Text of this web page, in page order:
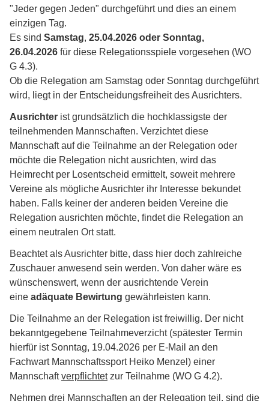
"Jeder gegen Jeden" durchgeführt und dies an einem
einzigen Tag.
Es sind Samstag, 25.04.2026 oder Sonntag,
26.04.2026 für diese Relegationsspiele vorgesehen (WO
G 4.3).
Ob die Relegation am Samstag oder Sonntag durchgeführt
wird, liegt in der Entscheidungsfreiheit des Ausrichters.
Ausrichter ist grundsätzlich die hochklassigste der
teilnehmenden Mannschaften. Verzichtet diese
Mannschaft auf die Teilnahme an der Relegation oder
möchte die Relegation nicht ausrichten, wird das
Heimrecht per Losentscheid ermittelt, soweit mehrere
Vereine als mögliche Ausrichter ihr Interesse bekundet
haben. Falls keiner der anderen beiden Vereine die
Relegation ausrichten möchte, findet die Relegation an
einem neutralen Ort statt.
Beachtet als Ausrichter bitte, dass hier doch zahlreiche
Zuschauer anwesend sein werden. Von daher wäre es
wünschenswert, wenn der ausrichtende Verein
eine adäquate Bewirtung gewährleisten kann.
Die Teilnahme an der Relegation ist freiwillig. Der nicht
bekanntgegebene Teilnahmeverzicht (spätester Termin
hierfür ist Sonntag, 19.04.2026 per E-Mail an den
Fachwart Mannschaftssport Heiko Menzel) einer
Mannschaftverpflichtetzur Teilnahme (WO G 4.2).
Nehmen drei Mannschaften an der Relegation teil, sind die